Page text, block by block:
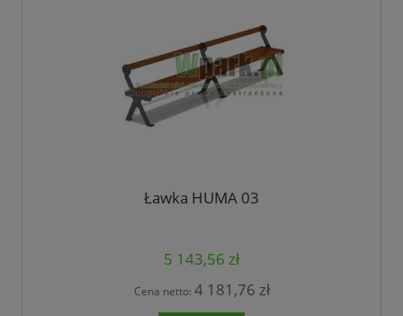
Ławka HUMA 03
5 143,56 zł
Cena netto: 4 181,76 zł